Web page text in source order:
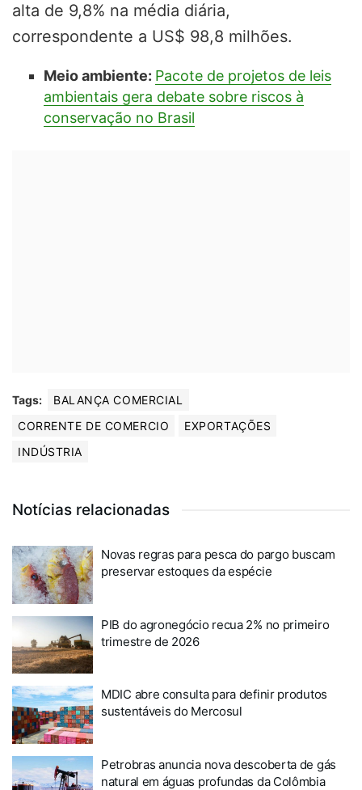
alta de 9,8% na média diária,
correspondente a US$ 98,8 milhões.
Meio ambiente: Pacote de projetos de leis
ambientais gera debate sobre riscos à
conservação no Brasil
Tags:
BALANÇA COMERCIAL
CORRENTE DE COMERCIO
EXPORTAÇÕES
INDÚSTRIA
Notícias relacionadas
Novas regras para pesca do pargo buscam
preservar estoques da espécie
PIB do agronegócio recua 2% no primeiro
trimestre de 2026
MDIC abre consulta para definir produtos
sustentáveis do Mercosul
Petrobras anuncia nova descoberta de gás
natural em águas profundas da Colômbia